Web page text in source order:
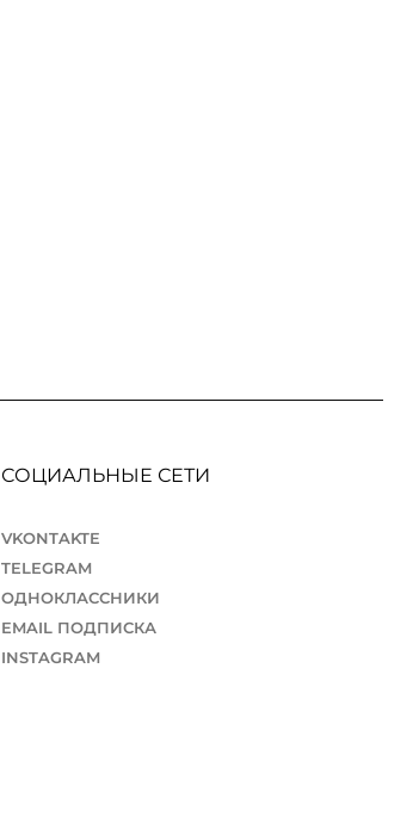
СОЦИАЛЬНЫЕ СЕТИ
VKONTAKTE
TELEGRAM
ОДНОКЛАССНИКИ
EMAIL ПОДПИСКА
INSTAGRAM